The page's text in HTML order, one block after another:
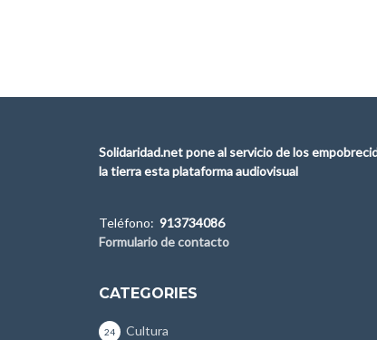
Solidaridad.net pone al servicio de los
la tierra esta plataforma audiovisual
Teléfono: 913734086
Formulario de contacto
CATEGORIES
Cultura
24